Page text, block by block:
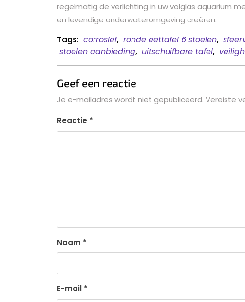
regelmatig de verlichting in uw volglas aquarium
en levendige onderwateromgeving creëren.
Tags: corrosief, ronde eettafel 6 stoelen,
stoelen aanbieding, uitschuifbare tafel,
Geef een reactie
Je e-mailadres wordt niet gepubliceerd. Vereiste
Reactie *
Naam *
E-mail *